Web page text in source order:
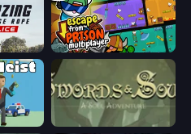
Amazing Strange Rope Police Escape From Prison Multiplayer
Swords & Souls